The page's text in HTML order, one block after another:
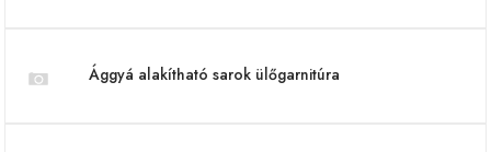
Ággyá alakítható sarok ülőgarnitúra